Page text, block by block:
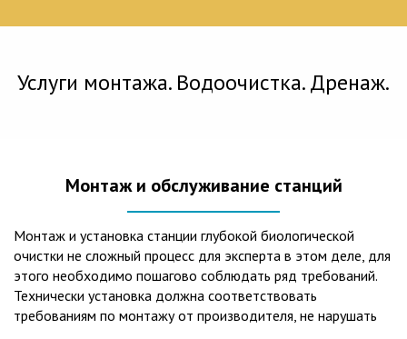
Услуги монтажа. Водоочистка. Дренаж.
Монтаж и обслуживание станций
Монтаж и установка станции глубокой биологической
очистки не сложный процесс для эксперта в этом деле, для
этого необходимо пошагово соблюдать ряд требований.
Технически установка должна соответствовать
требованиям по монтажу от производителя, не нарушать